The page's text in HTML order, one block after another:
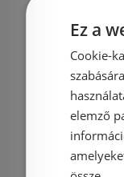
Ez a
Cookie-
elemző